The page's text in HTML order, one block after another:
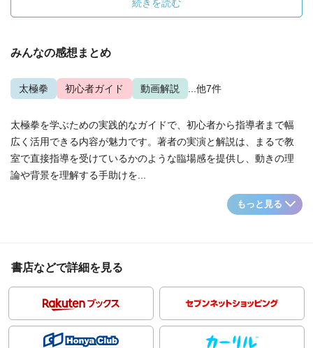
続きを読む
みんなの感想まとめ
太極拳 初心者ガイド 動画解説 ...他7件
太極拳を学ぶための実践的なガイドで、初心者から指導者まで幅
広く活用できる内容が魅力です。著者の実演と解説は、まるで教
室で直接指導を受けているかのような臨場感を提供し、動きの理
論や背景を理解する手助けを...
もっと見る
書店などで詳細を見る